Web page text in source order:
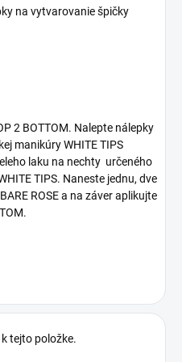
na vytvarovanie špičky
2 BOTTOM. Nalepte nálepky
manikúry WHITE TIPS
laku na nechty určeného
TIPS. Naneste jednu, dve
ROSE a na záver aplikujte
tejto položke.